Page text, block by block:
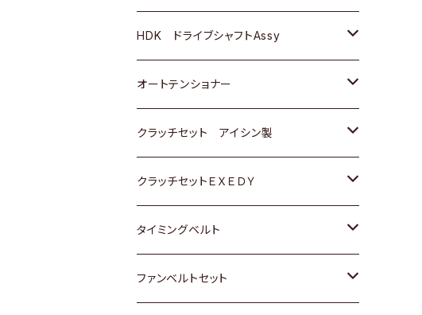
ＢＥＮＺ
スバル
三菱
スバル
マツダ
三菱
スバル
マツダ
三菱
スバル
日産
いすゞ
ダイハツ
マツダ
三菱
スバル
ＢＭＷ
GOLF
ＷＡＧＥＮ
アストロ（シボレー）
クライスラー
ＢＭＷ
ＷＡＧＥＮ
ＶＯＬＶＯ
トヨタ
ホンダ
スズキ
日産
ダイハツ
マツダ
HDK ドライブシャフトAssy
スズキ
ダイハツ
日産
ホンダ
マツダ
オートテンショナー
トヨタ
クラッチセット アイシン製
ホンダ
スズキ
ダイハツ
クラッチセットＥＸＥＤＹ
ホンダ
スズキ
タイミングベルト
トヨタ
ファンベルトセット